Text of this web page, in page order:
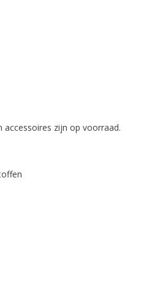
accessoires zijn op voorraad.